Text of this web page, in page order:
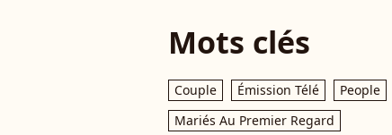
Mots clés
Couple Émission Télé People
Mariés Au Premier Regard